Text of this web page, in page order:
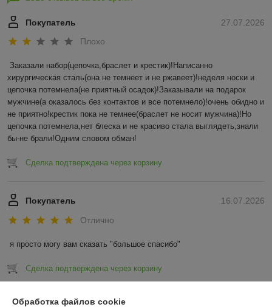
27.07.2026
Покупатель
Плохо
Заказали набор(цепочка,браслет и крестик)!Написанно
хирургическая сталь(она не темнеет и не ржавеет)!неделя носки и
цепочка потемнела(не приятный осадок)!Заказывали на подарок
мужчине(а оказалось без контактов и все потемнело)!очень обидно и
не приятно!крестик пока не темнее(браслет не носит мужчина)!Но
цепочка потемнела,нет блеска и не красиво стала выглядеть,знали
бы-не брали!Одним словом обман!
Сделка подтверждена через корзину
16.07.2026
Покупатель
Отлично
я просто могу вам сказать "большое спасибо"
Сделка подтверждена через корзину
Показать все отзывы
Обработка файлов cookie